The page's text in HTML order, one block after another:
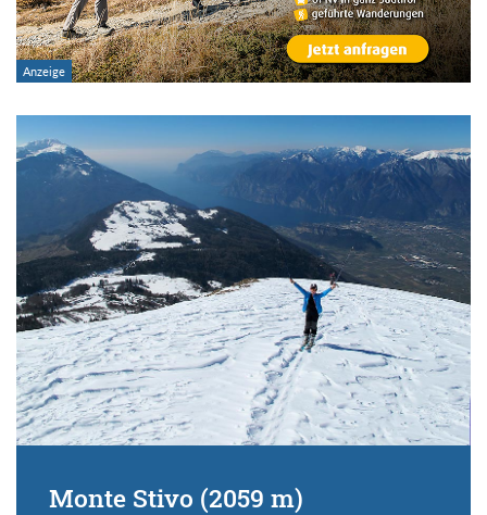
Monte Stivo (2059 m)